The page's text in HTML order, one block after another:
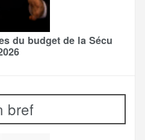
du budget de la Sécu
bref